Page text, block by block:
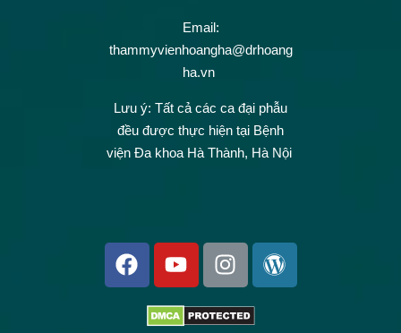
Email:
thammyvienhoangha@drhoang
ha.vn
Lưu ý: Tất cả các ca đại phẫu
đều được thực hiện tại Bệnh
viện Đa khoa Hà Thành, Hà Nội